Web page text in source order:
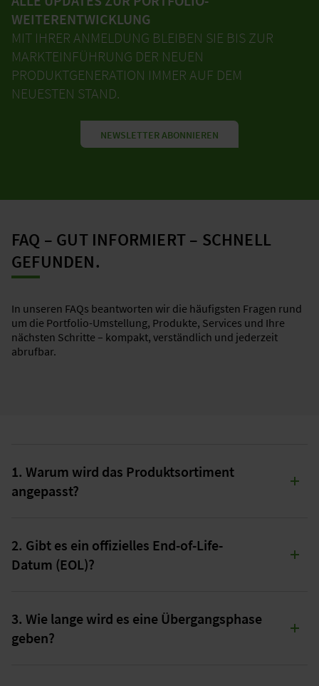
WEITERENTWICKLUNG
MIT IHRER ANMELDUNG BLEIBEN SIE BIS ZUR
MARKTEINFÜHRUNG DER NEUEN
PRODUKTGENERATION IMMER AUF DEM
NEUESTEN STAND.
NEWSLETTER ABONNIEREN
FAQ – GUT INFORMIERT – SCHNELL
GEFUNDEN.
​In unseren FAQs beantworten wir die häufigsten Fragen rund
um die Portfolio-Umstellung, Produkte, Services und Ihre
nächsten Schritte – kompakt, verständlich und jederzeit
abrufbar.​
1. Warum wird das Produktsortiment
angepasst?
weiter, um Ihnen zukunftsfähige, effizientere und
nachhaltigere Lösungen bieten zu können.
Mit der neuen Serie selos NEW GENERATION erfüllen wir
Ausnahmen.
2. Gibt es ein offizielles End-of-Life-
Datum (EOL)?
gelten folgende Termine für den geplanten Übergang zu selos
NEW GENERATION:
3. Wie lange wird es eine Übergangsphase
geben?